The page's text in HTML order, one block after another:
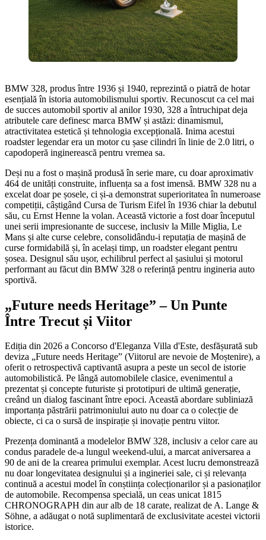
BMW 328, produs între 1936 și 1940, reprezintă o piatră de hotar
esențială în istoria automobilismului sportiv. Recunoscut ca cel mai
de succes automobil sportiv al anilor 1930, 328 a întruchipat deja
atributele care definesc marca BMW și astăzi: dinamismul,
atractivitatea estetică și tehnologia excepțională. Inima acestui
roadster legendar era un motor cu șase cilindri în linie de 2.0 litri, o
capodoperă inginerească pentru vremea sa.
Deși nu a fost o mașină produsă în serie mare, cu doar aproximativ
464 de unități construite, influența sa a fost imensă. BMW 328 nu a
excelat doar pe șosele, ci și-a demonstrat superioritatea în numeroase
competiții, câștigând Cursa de Turism Eifel în 1936 chiar la debutul
său, cu Ernst Henne la volan. Această victorie a fost doar începutul
unei serii impresionante de succese, inclusiv la Mille Miglia, Le
Mans și alte curse celebre, consolidându-i reputația de mașină de
curse formidabilă și, în același timp, un roadster elegant pentru
șosea. Designul său ușor, echilibrul perfect al șasiului și motorul
performant au făcut din BMW 328 o referință pentru ingineria auto
sportivă.
„Future needs Heritage” – Un Punte
Între Trecut și Viitor
Ediția din 2026 a Concorso d'Eleganza Villa d'Este, desfășurată sub
deviza „Future needs Heritage” (Viitorul are nevoie de Moștenire), a
oferit o retrospectivă captivantă asupra a peste un secol de istorie
automobilistică. Pe lângă automobilele clasice, evenimentul a
prezentat și concepte futuriste și prototipuri de ultimă generație,
creând un dialog fascinant între epoci. Această abordare subliniază
importanța păstrării patrimoniului auto nu doar ca o colecție de
obiecte, ci ca o sursă de inspirație și inovație pentru viitor.
Prezența dominantă a modelelor BMW 328, inclusiv a celor care au
condus paradele de-a lungul weekend-ului, a marcat aniversarea a
90 de ani de la crearea primului exemplar. Acest lucru demonstrează
nu doar longevitatea designului și a ingineriei sale, ci și relevanța
continuă a acestui model în conștiința colecționarilor și a pasionaților
de automobile. Recompensa specială, un ceas unicat 1815
CHRONOGRAPH din aur alb de 18 carate, realizat de A. Lange &
Söhne, a adăugat o notă suplimentară de exclusivitate acestei victorii
istorice.